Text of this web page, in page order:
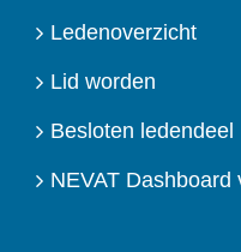
Ledenoverzicht
Lid worden
Besloten ledendeel
NEVAT Dashboard